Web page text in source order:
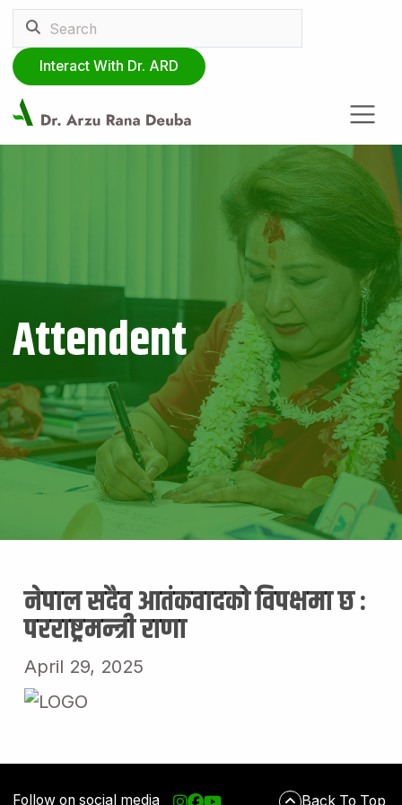
Interact With Dr. ARD
Attendent
नेपाल सदैव आतंकवादको विपक्षमा छ :
परराष्ट्रमन्त्री राणा
April 29, 2025
Follow on social media Back To Top